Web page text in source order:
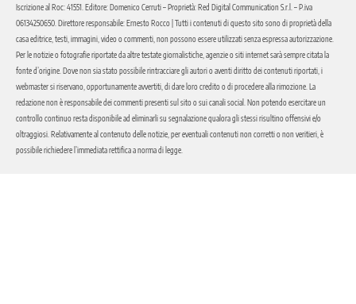
Iscrizione al Roc: 41551. Editore: Domenico Cerruti – Proprietà: Red Digital Communication S.r.l. – P.iva
06134250650. Direttore responsabile: Ernesto Rocco | Tutti i contenuti di questo sito sono di proprietà della
casa editrice, testi, immagini, video o commenti, non possono essere utilizzati senza espressa autorizzazione.
Per le notizie o fotografie riportate da altre testate giornalistiche, agenzie o siti internet sarà sempre citata la
fonte d’origine. Dove non sia stato possibile rintracciare gli autori o aventi diritto dei contenuti riportati, i
webmaster si riservano, opportunamente avvertiti, di dare loro credito o di procedere alla rimozione. La
redazione non è responsabile dei commenti presenti sul sito o sui canali social. Non potendo esercitare un
controllo continuo resta disponibile ad eliminarli su segnalazione qualora gli stessi risultino offensivi e/o
oltraggiosi. Relativamente al contenuto delle notizie, per eventuali contenuti non corretti o non veritieri, è
possibile richiedere l’immediata rettifica a norma di legge.